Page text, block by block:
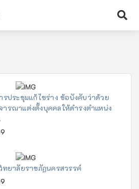
รประชุมแก้ไขร่าง ข้อบังคับว่าด้วย
รณาแต่งตั้งบุคคลให้ดำรงตำแหน่ง
ทยาลัยราชภัฏนครสวรรค์